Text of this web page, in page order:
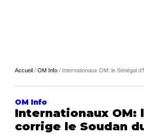
Accueil / OM Info / Internationaux OM: le Sénégal
OM Info
Internationaux OM:
corrige le Soudan